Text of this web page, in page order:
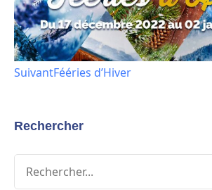
SuivantFééries d’Hiver
Rechercher